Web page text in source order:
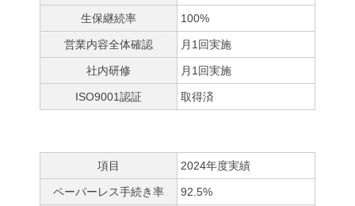
生保継続率 100%
営業内容全体確認 月1回実施
社内研修 月1回実施
ISO9001認証 取得済
項目 2024年度実績
ペーパーレス手続き率 92.5%